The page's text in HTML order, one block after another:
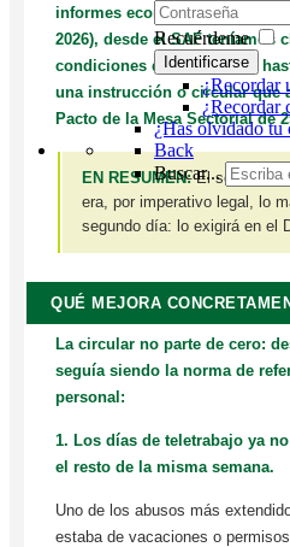
Recuérdeme
Identificarse
¿Recordar
¿Recordar
¿Has olvidado tu
Back
Buscar...
informes económicos
2026), desde el SAF
condiciones del teletrabajo
una instrucción o circular que
Pacto de la Mesa Sectorial de
EN RESUMEN:El segundo
era, por imperativo legal, lo
segundo día: lo exigirá en el
QUÉ MEJORA
La circular no parte de cero:
seguía siendo la norma de
personal:
1. Los días de teletrabajo ya
el resto de la misma semana.
Uno de los abusos más
estaba de vacaciones o